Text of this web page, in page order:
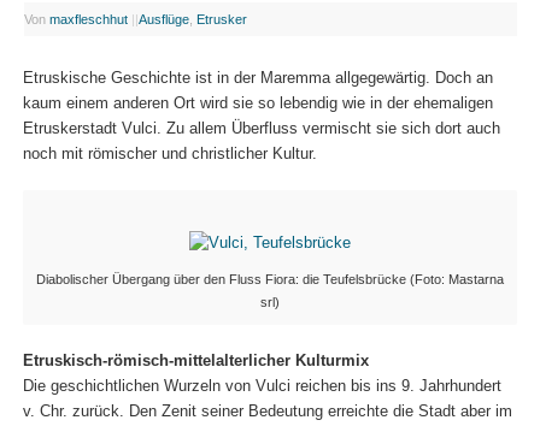
Von maxfleschhut ||Ausflüge, Etrusker
Etruskische Geschichte ist in der Maremma allgegewärtig. Doch an
kaum einem anderen Ort wird sie so lebendig wie in der ehemaligen
Etruskerstadt Vulci. Zu allem Überfluss vermischt sie sich dort auch
noch mit römischer und christlicher Kultur.
Diabolischer Übergang über den Fluss Fiora: die Teufelsbrücke (Foto: Mastarna
srl)
Etruskisch-römisch-mittelalterlicher Kulturmix
Die geschichtlichen Wurzeln von Vulci reichen bis ins 9. Jahrhundert
v. Chr. zurück. Den Zenit seiner Bedeutung erreichte die Stadt aber im